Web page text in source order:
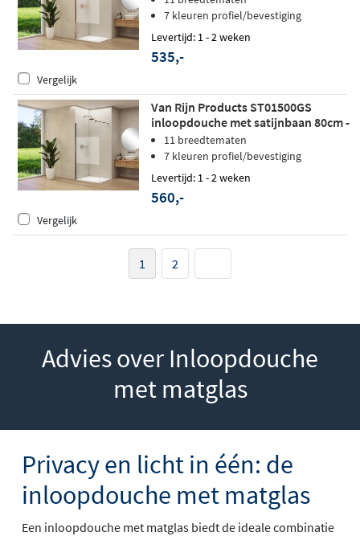
7 kleuren profiel/bevestiging
Levertijd: 1 - 2 weken
535,-
Vergelijk
Van Rijn Products ST01500GS
inloopdouche met satijnbaan 80cm -
Geborsteld gunmetal
11 breedtematen
7 kleuren profiel/bevestiging
Levertijd: 1 - 2 weken
560,-
Vergelijk
1 2
Advies over Inloopdouche
met matglas
Privacy en licht in één: de
inloopdouche met matglas
Een inloopdouche met matglas biedt de ideale combinatie